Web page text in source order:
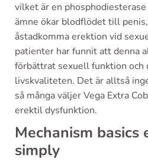
vilket är en
ämne ökar blodflödet till
åstadkomma erektion vid
patienter har funnit att denna
förbättrat sexuell funktion och
livskvaliteten. Det är alltså
så många väljer Vega Extra
erektil dysfunktion.
Mechanism basics
simply